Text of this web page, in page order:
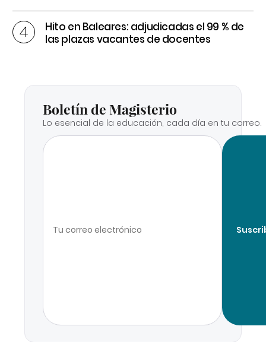
Hito en Baleares: adjudicadas el 99 % de
las plazas vacantes de docentes
Boletín de Magisterio
Lo esencial de la educación, cada día en tu correo.